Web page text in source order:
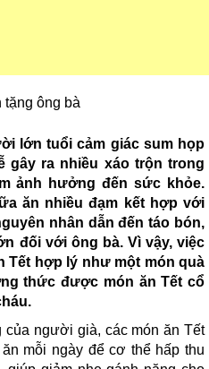
lớn tuổi cảm giác sum họp
gây ra nhiều xáo trộn trong
ảnh hưởng đến sức khỏe.
ăn nhiều đạm kết hợp với
nhân dẫn đến táo bón,
đối với ông bà. Vì vậy, việc
Tết hợp lý như một món quà
thức được món ăn Tết cổ
của người già, các món ăn Tết
mỗi ngày để cơ thể hấp thu